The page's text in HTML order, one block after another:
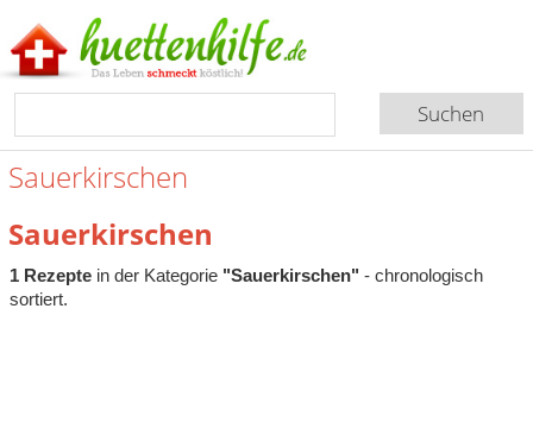
Sauerkirschen
Sauerkirschen
1 Rezeptein der Kategorie "Sauerkirschen" - chronologisch
sortiert.